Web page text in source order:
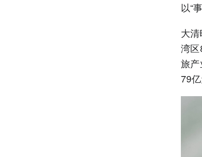
以“
大
湾区
旅
79